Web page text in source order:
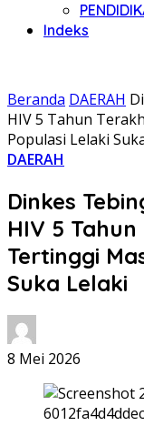
Indeks
Beranda DAERAH
HIV 5 Tahun
Populasi Lelaki
DAERAH
Dinkes
HIV 5
Tertinggi
Suka Lelaki
8 Mei 2026